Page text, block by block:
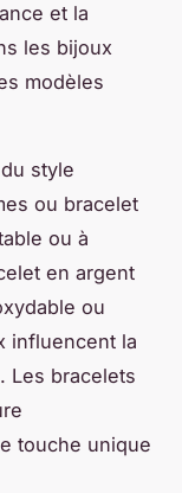
et la
les bijoux
modèles
style
ou bracelet
ou à
en argent
ou
influencent la
Les bracelets
touche unique